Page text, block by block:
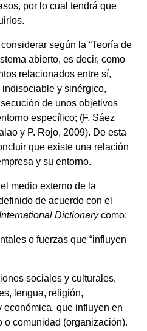
por lo cual tendrá que
según la “Teoría de
abierto, es decir, como
relacionados entre sí,
y sinérgico,
de unos objetivos
específico; (F. Sáez
y P. Rojo, 2009). De esta
que existe una relación
y su entorno.
medio externo de la
de acuerdo con el
Dictionarycomo:
o fuerzas que “influyen
sociales y culturales,
lengua, religión,
que influyen en
o comunidad (organización).